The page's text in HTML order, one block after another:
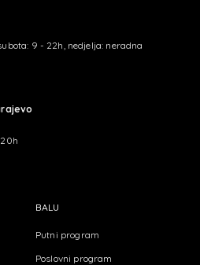
9 - 22h, nedjelja: neradna
BALU
Putni program
Poslovni program